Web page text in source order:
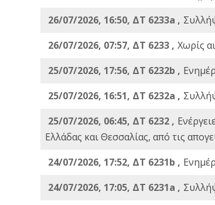
26/07/2026, 16:50, ΔΤ 6233a ,
26/07/2026, 07:57, ΔΤ 6233 , Χωρίς
25/07/2026, 17:56, ΔΤ 6232b ,
25/07/2026, 16:51, ΔΤ 6232a ,
25/07/2026, 06:45, ΔΤ 6232 ,
Ελλάδας και Θεσσαλίας, από τις
24/07/2026, 17:52, ΔΤ 6231b ,
24/07/2026, 17:05, ΔΤ 6231a ,